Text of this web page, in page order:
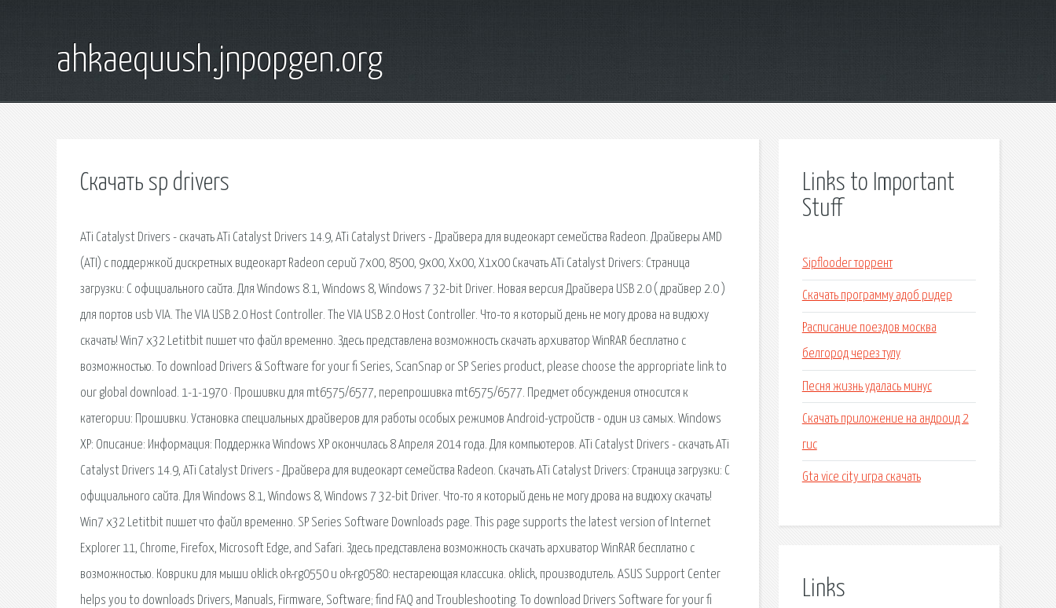
ahkaequush.jnpopgen.org
Скачать sp drivers
ATi Catalyst Drivers - скачать ATi Catalyst Drivers 14.9, ATi Catalyst Drivers - Драйвера для видеокарт семейства Radeon. Драйверы AMD
(ATI) с поддержкой дискретных видеокарт Radeon серий 7x00, 8500, 9x00, Xx00, X1x00 Скачать ATi Catalyst Drivers: Страница
загрузки: С официального сайта. Для Windows 8.1, Windows 8, Windows 7 32-bit Driver. Новая версия Драйвера USB 2.0 ( драйвер 2.0 )
для портов usb VIA. The VIA USB 2.0 Host Controller. The VIA USB 2.0 Host Controller. Что-то я который день не могу дрова на видюху
скачать! Win7 x32 Letitbit пишет что файл временно. Здесь представлена возможность скачать архиватор WinRAR бесплатно с
возможностью. To download Drivers & Software for your fi Series, ScanSnap or SP Series product, please choose the appropriate link to
our global download. 1-1-1970 · Прошивки для mt6575/6577, перепрошивка mt6575/6577. Предмет обсуждения относится к
категории: Прошивки. Установка специальных драйверов для работы особых режимов Android-устройств - один из самых. Windows
XP: Описание: Информация: Поддержка Windows XP окончилась 8 Апреля 2014 года. Для компьютеров. ATi Catalyst Drivers - скачать ATi
Catalyst Drivers 14.9, ATi Catalyst Drivers - Драйвера для видеокарт семейства Radeon. Скачать ATi Catalyst Drivers: Страница загрузки: С
официального сайта. Для Windows 8.1, Windows 8, Windows 7 32-bit Driver. Что-то я который день не могу дрова на видюху скачать!
Win7 x32 Letitbit пишет что файл временно. SP Series Software Downloads page. This page supports the latest version of Internet
Explorer 11, Chrome, Firefox, Microsoft Edge, and Safari. Здесь представлена возможность скачать архиватор WinRAR бесплатно с
возможностью. Коврики для мыши oklick ok-rg0550 и ok-rg0580: нестареющая классика. oklick, производитель. ASUS Support Center
helps you to downloads Drivers, Manuals, Firmware, Software; find FAQ and Troubleshooting. To download Drivers Software for your fi
Links to Important
Stuff
Sipflooder торрент
Скачать программу адоб ридер
Расписание поездов москва
белгород через тулу
Песня жизнь удалась минус
Скачать приложение на андроид 2
гис
Gta vice city игра скачать
Links